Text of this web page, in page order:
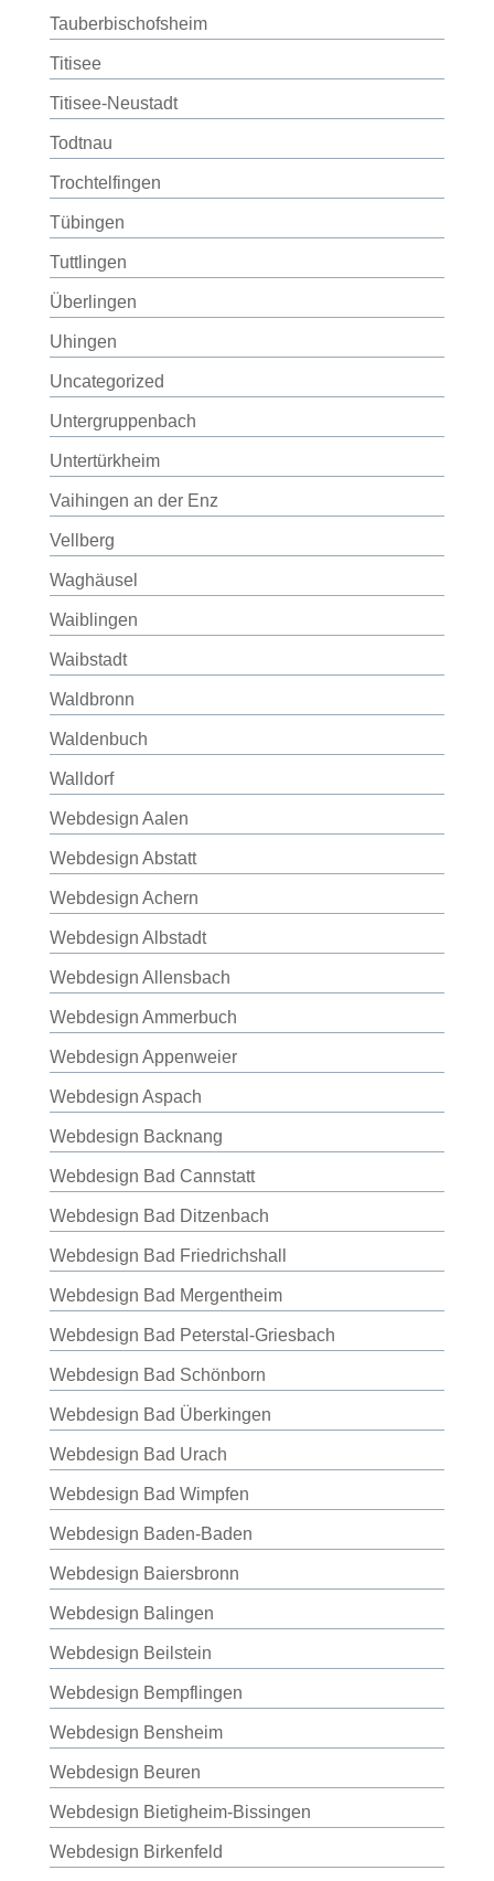
Tauberbischofsheim
Titisee
Titisee-Neustadt
Todtnau
Trochtelfingen
Tübingen
Tuttlingen
Überlingen
Uhingen
Uncategorized
Untergruppenbach
Untertürkheim
Vaihingen an der Enz
Vellberg
Waghäusel
Waiblingen
Waibstadt
Waldbronn
Waldenbuch
Walldorf
Webdesign Aalen
Webdesign Abstatt
Webdesign Achern
Webdesign Albstadt
Webdesign Allensbach
Webdesign Ammerbuch
Webdesign Appenweier
Webdesign Aspach
Webdesign Backnang
Webdesign Bad Cannstatt
Webdesign Bad Ditzenbach
Webdesign Bad Friedrichshall
Webdesign Bad Mergentheim
Webdesign Bad Peterstal-Griesbach
Webdesign Bad Schönborn
Webdesign Bad Überkingen
Webdesign Bad Urach
Webdesign Bad Wimpfen
Webdesign Baden-Baden
Webdesign Baiersbronn
Webdesign Balingen
Webdesign Beilstein
Webdesign Bempflingen
Webdesign Bensheim
Webdesign Beuren
Webdesign Bietigheim-Bissingen
Webdesign Birkenfeld